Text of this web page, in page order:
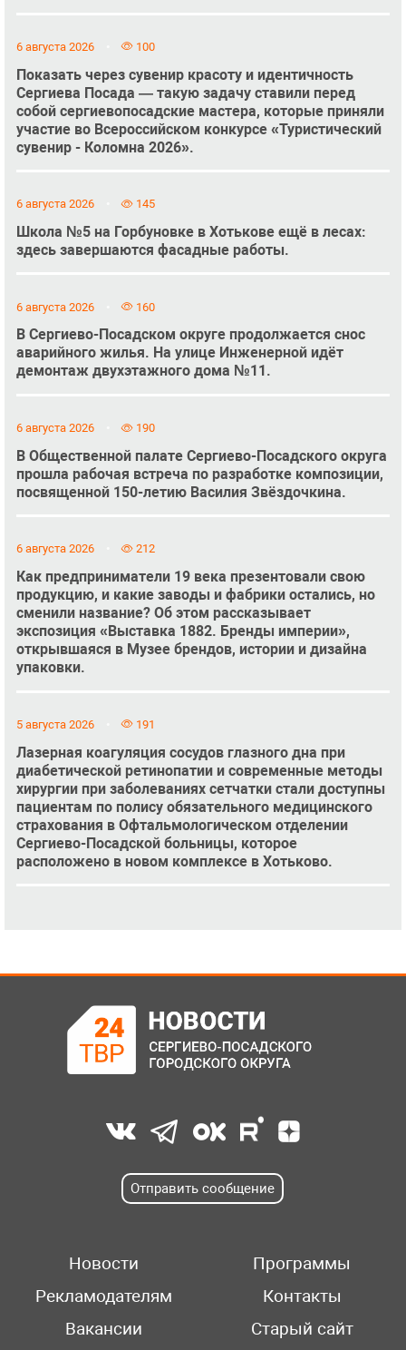
6 августа 2026 100
Показать через сувенир красоту и идентичность
Сергиева Посада — такую задачу ставили перед
собой сергиевопосадские мастера, которые приняли
участие во Всероссийском конкурсе «Туристический
сувенир - Коломна 2026».
6 августа 2026 145
Школа №5 на Горбуновке в Хотькове ещё в лесах:
здесь завершаются фасадные работы.
6 августа 2026 160
В Сергиево-Посадском округе продолжается снос
аварийного жилья. На улице Инженерной идёт
демонтаж двухэтажного дома №11.
6 августа 2026 190
В Общественной палате Сергиево-Посадского округа
прошла рабочая встреча по разработке композиции,
посвященной 150-летию Василия Звёздочкина.
6 августа 2026 212
Как предприниматели 19 века презентовали свою
продукцию, и какие заводы и фабрики остались, но
сменили название? Об этом рассказывает
экспозиция «Выставка 1882. Бренды империи»,
открывшаяся в Музее брендов, истории и дизайна
упаковки.
5 августа 2026 191
Лазерная коагуляция сосудов глазного дна при
диабетической ретинопатии и современные методы
хирургии при заболеваниях сетчатки стали доступны
пациентам по полису обязательного медицинского
страхования в Офтальмологическом отделении
Сергиево-Посадской больницы, которое
расположено в новом комплексе в Хотьково.
Отправить сообщение
Новости
Программы
Рекламодателям
Контакты
Вакансии
Старый сайт